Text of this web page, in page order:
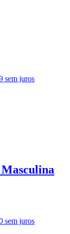
sem juros
sem juros